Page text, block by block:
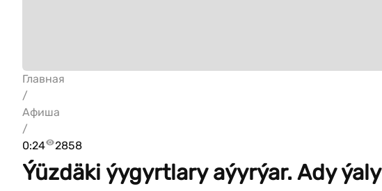
Главная
/
Афиша
/
0:24
2858
Ýüzdäki ýygyrtlary aýyrýar. Ady